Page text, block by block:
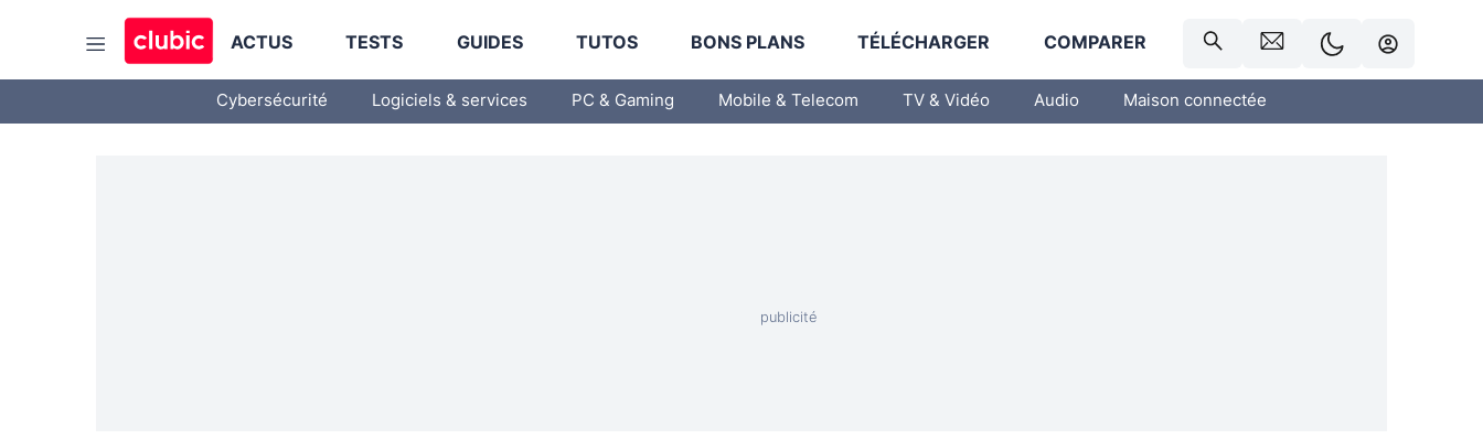
ACTUS TESTS GUIDES TUTOS BONS PLANS TÉLÉCHARGER COMPARER
Cybersécurité Logiciels & services PC & Gaming Mobile & Telecom TV & Vidéo Audio Maison connectée